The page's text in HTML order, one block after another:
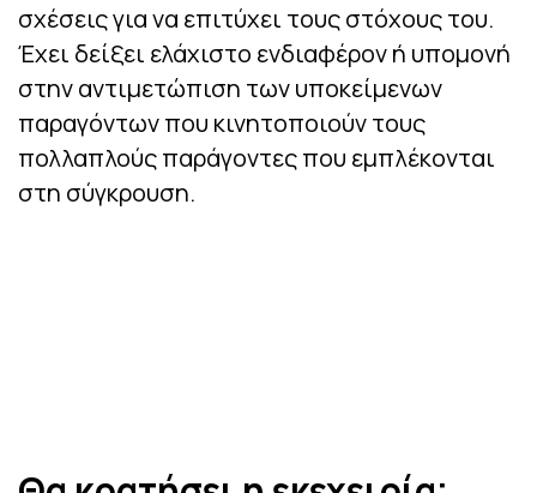
σχέσεις για να επιτύχει τους στόχους του.
Έχει δείξει ελάχιστο ενδιαφέρον ή υπομονή
στην αντιμετώπιση των υποκείμενων
παραγόντων που κινητοποιούν τους
πολλαπλούς παράγοντες που εμπλέκονται
στη σύγκρουση.